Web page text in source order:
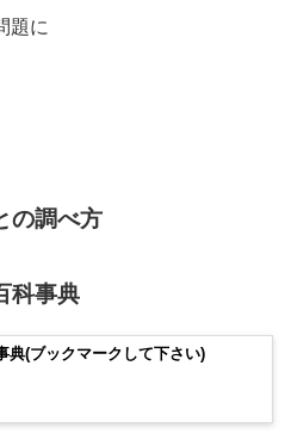
題に
の調べ方
科事典
典(ブックマークして下さい)